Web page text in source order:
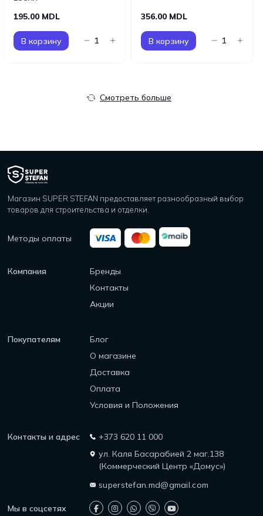
195.00 MDL
В корзину
356.00 MDL
В корзину
Смотреть больше
Магазин SUPER STEFAN предоставляет разнообразный выбор
товаров для строительства и отделки.
Методы оплаты
Компания
Бренды
Контакты
Акции
Покупателям
Блог
О магазине
Доставка
Оплата
Условия и Положения
Контакты и адрес
+373 620 11 000
ул. Каля Басарабией 2 маг.138
(Коммерческий Центр «Домус»)
superstefan.md@gmail.com
Мы в соцсетях